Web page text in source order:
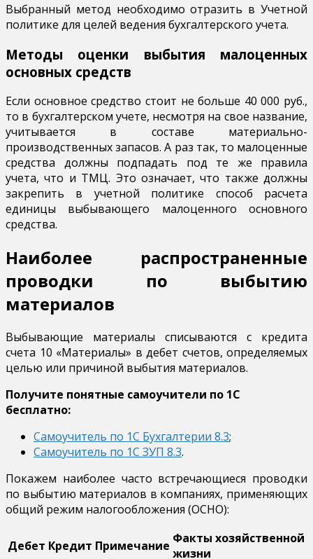
Выбранный метод необходимо отразить в Учетной
политике для целей ведения бухгалтерского учета.
Методы оценки выбытия малоценных
основных средств
Если основное средство стоит не больше 40 000 руб.,
то в бухгалтерском учете, несмотря на свое название,
учитывается в составе материально-
производственных запасов. А раз так, то малоценные
средства должны подпадать под те же правила
учета, что и ТМЦ. Это означает, что также должны
закрепить в учетной политике способ расчета
единицы выбывающего малоценного основного
средства.
Наиболее распространенные
проводки по выбытию
материалов
Выбывающие материалы списываются с кредита
счета 10 «Материалы» в дебет счетов, определяемых
целью или причиной выбытия материалов.
Получите понятные самоучители по 1С
бесплатно:
Самоучитель по 1С Бухгалтерии 8.3;
Самоучитель по 1С ЗУП 8.3.
Покажем наиболее часто встречающиеся проводки
по выбытию материалов в компаниях, применяющих
общий режим налогообложения (ОСНО):
Дебет Кредит Примечание Факты хозяйственной
жизни